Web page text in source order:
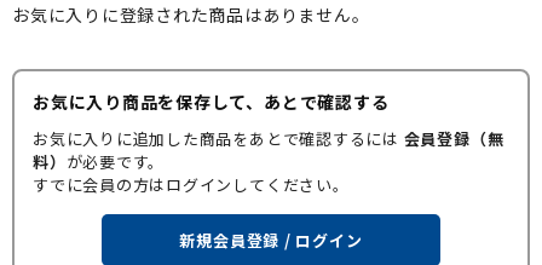
お気に入りに登録された商品はありません。
お気に入り商品を保存して、あとで確認する
お気に入りに追加した商品をあとで確認するには 会員登録（無
料） が必要です。
すでに会員の方はログインしてください。
新規会員登録 / ログイン